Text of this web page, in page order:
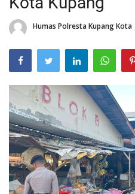
Terms & Conditions
Reskrim
Lantas
Mitra Polisi
Giat Ops
Polisi Kita
Humas Polresta Kupang Kota